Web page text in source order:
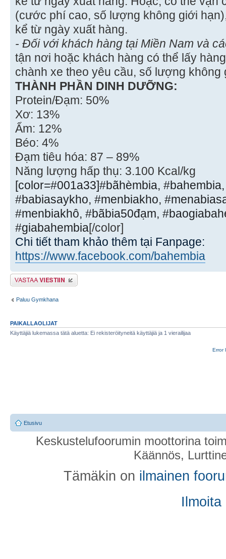
(cước phí cao, số lượng không giới
kể từ ngày xuất hàng.
- Đối với khách hàng tại Miền Nam và
tận nơi hoặc khách hàng có thể lấy
chành xe theo yêu cầu, số lượng không
THÀNH PHẦN DINH DƯỠNG:
Protein/Đạm: 50%
Xơ: 13%
Ẩm: 12%
Béo: 4%
Đạm tiêu hóa: 87 – 89%
Năng lượng hấp thụ: 3.100 Kcal/kg
[color=#001a33]#bãhèmbia,
#babiasaykho, #menbiakho,
#menbiakhô, #bãbia50đạm,
#giabahembia[/color]
Chi tiết tham khảo thêm tại Fanpage:
https://www.facebook.com/bahembia
Lähetä vastaus
Paluu Gymkhana
PAIKALLAOLIJAT
Käyttäjiä lukemassa tätä aluetta: Ei rekisteröityneitä käyttäjiä ja 1 vierailijaa
Error
Etusivu
Keskustelufoorumin moottorina
Käännös,
Tämäkin on ilmainen